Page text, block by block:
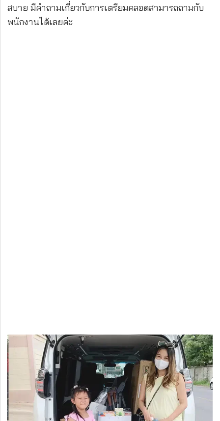
สบาย มีคำถามเกี่ยวกับการเตรียมคลอดสามารถถามกับ
พนักงานได้เลยค่ะ